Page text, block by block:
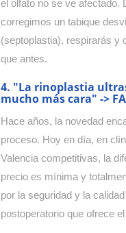
el olfato no se ve afectado.
corregimos un tabique
(septoplastia), respirarás y
que antes.
4. "La rinoplastia
mucho más cara" ->
Hace años, la novedad
proceso. Hoy en día, en
Valencia competitivas, la
precio es mínima y
por la seguridad y la
postoperatorio que ofrece